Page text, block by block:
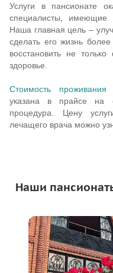
Услуги в пансионате
специалисты, имеющие
Наша главная цель –
сделать его жизнь
восстановить не
здоровье.
Стоимость
указана в прайсе на
процедура. Цену
лечащего врача можно
Наши